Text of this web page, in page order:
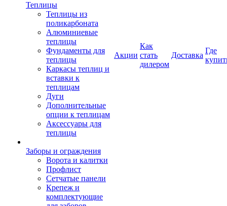
Теплицы
Теплицы из
поликарбоната
Алюминиевые
теплицы
Фундаменты для
теплицы
Каркасы теплиц и
вставки к
теплицам
Дуги
Дополнительные
опции к теплицам
Аксессуары для
теплицы
Заборы и ограждения
Ворота и калитки
Профлист
Сетчатые панели
Крепеж и
комплектующие
Акции
Как
стать
дилером
Доставка
Где